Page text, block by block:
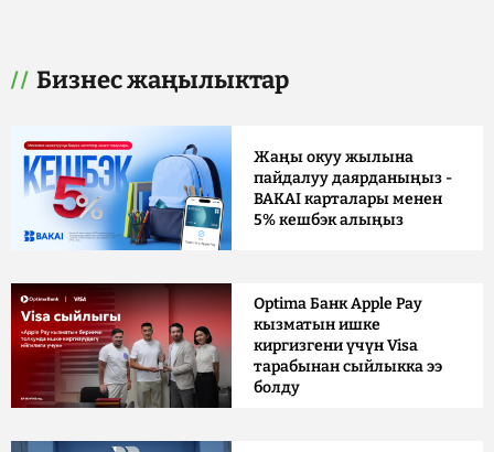
Бизнес жаңылыктар
Жаңы окуу жылына
пайдалуу даярданыңыз -
BAKAI карталары менен
5% кешбэк алыңыз
Optima Банк Apple Pay
кызматын ишке
киргизгени үчүн Visa
тарабынан сыйлыкка ээ
болду